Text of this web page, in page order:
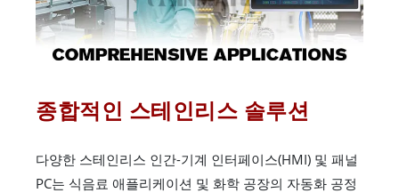
종합적인 스테인리스 솔루션
다양한 스테인리스 인간-기계 인터페이스(HMI) 및 패널
PC는 식음료 애플리케이션 및 화학 공장의 자동화 공정